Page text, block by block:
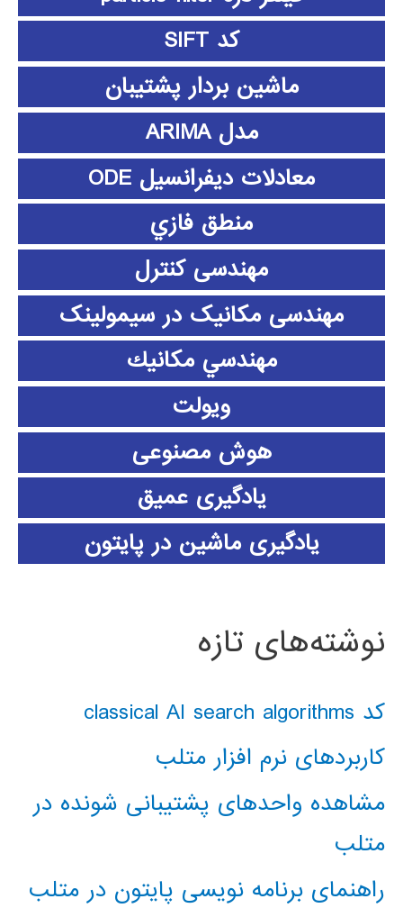
کد SIFT
ماشین بردار پشتیبان
مدل ARIMA
معادلات دیفرانسیل ODE
منطق فازي
مهندسی کنترل
مهندسی مکانیک در سیمولینک
مهندسي مكانيك
ویولت
هوش مصنوعی
یادگیری عمیق
یادگیری ماشین در پایتون
نوشته‌های تازه
کد classical AI search algorithms
کاربردهای نرم افزار متلب
مشاهده واحدهای پشتیبانی شونده در
متلب
راهنمای برنامه نویسی پایتون در متلب